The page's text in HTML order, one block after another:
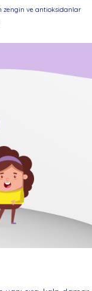
zengin ve antioksidanlar